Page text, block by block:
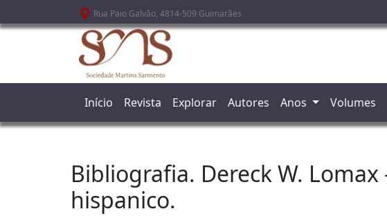
Passar para o conteúdo principal
Rua Paio Galvão, 4814-509 Guimarães
Início Revista Explorar Autores Anos Volumes
Bibliografia. Dereck W.
hispanico.